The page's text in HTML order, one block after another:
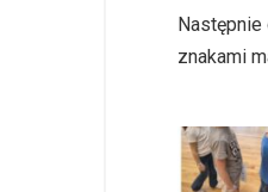
znakami